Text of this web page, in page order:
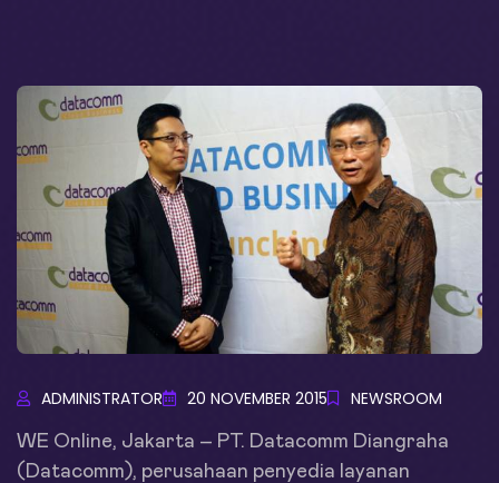
ADMINISTRATOR 20 NOVEMBER 2015 NEWSROOM
WE Online, Jakarta – PT. Datacomm Diangraha
(Datacomm), perusahaan penyedia layanan